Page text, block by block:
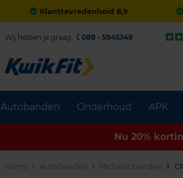
Klanttevredenheid 8,9
Autobanden Onderhoud APK
Wij helpen je graag. 088 - 5945348
Nu 20%
Home Autobanden Michelin banden